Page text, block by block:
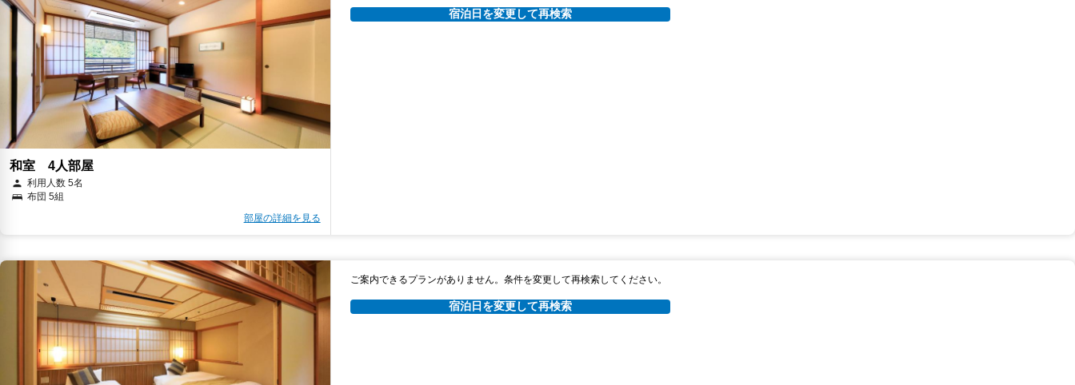
和室 4人部屋
利用人数 5名
布団 5組
部屋の詳細を見る
宿泊日を変更して再検索
ご案内できるプランがありません。条件を変更して再検索してください。
宿泊日を変更して再検索